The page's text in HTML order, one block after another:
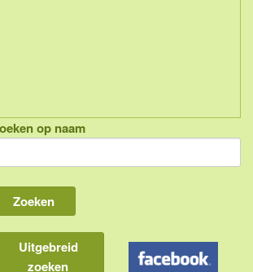
op naam
Uitgebreid
zoeken